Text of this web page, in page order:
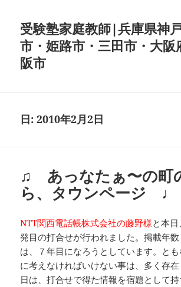
受験塾家庭教師|兵庫県神
市・姫路市・三田市・大阪
阪市
日:2010年2月2日
♫ あっなたぁ〜の町
ら、タウンページ ♩
NTT関西電話帳株式会社の藤野様と本
発目の打合せが行われました。掲載年
は、７年目になろうとしています。と
に考えなければいけない事は、多く存
日は、打合せで得た情報を宿題として